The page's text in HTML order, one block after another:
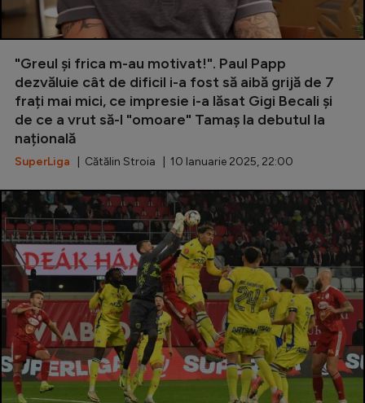
"Greul și frica m-au motivat!". Paul Papp
dezvăluie cât de dificil i-a fost să aibă grijă de 7
frați mai mici, ce impresie i-a lăsat Gigi Becali și
de ce a vrut să-l "omoare" Tamaș la debutul la
națională
SuperLiga | Cătălin Stroia | 10 Ianuarie 2025, 22:00